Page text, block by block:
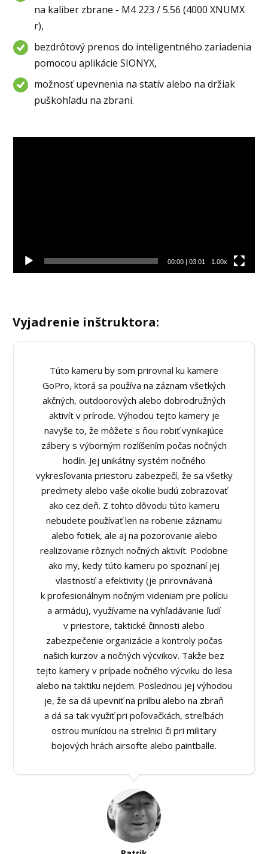
na kaliber zbrane - M4 223 / 5.56 (4000 XNUMX
r),
bezdrôtový prenos do inteligentného zariadenia
pomocou aplikácie SIONYX,
možnosť upevnenia na statív alebo na držiak
puškohľadu na zbrani.
00:00| 03:01 1.00x
Vyjadrenie inštruktora:
Túto kameru by som prirovnal ku kamere
GoPro, ktorá sa používa na záznam všetkých
akčných, outdoorových alebo dobrodružných
aktivít v prírode. Výhodou tejto kamery je
navyše to, že môžete s ňou robiť vynikajúce
zábery s výborným rozlíšením počas nočných
hodín. Jej unikátny systém nočného
vykresľovania priestoru zabezpečí, že sa všetky
predmety alebo vaše okolie budú zobrazovať
ako cez deň. Z tohto dôvodu túto kameru
nebudete používať len na robenie záznamu
alebo fotiek, ale aj na pozorovanie alebo
realizovanie rôznych nočných aktivít. Podobne
ako my, kedy túto kameru po spoznaní jej
vlastností a efektivity (je prirovnávaná
k profesionálnym nočným videniam pre políciu
a armádu), využívame na vyhľadávanie ľudí
v priestore, taktické činnosti alebo
zabezpečenie organizácie a kontroly počas
našich kurzov a nočných výcvikov. Takže bez
tejto kamery v prípade nočného výcviku do lesa
alebo na taktiku nejdem. Poslednou jej výhodou
je, že sa dá upevniť na prilbu alebo na zbraň
a dá sa tak využiť pri poľovačkách, streľbách
ostrou muníciou na strelnici či pri military
bojových hrách airsofte alebo paintballe.